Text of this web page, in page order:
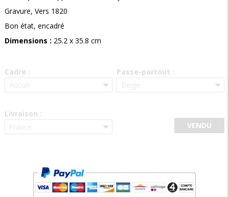
Gravure, Vers 1820
Bon état, encadré
Dimensions : 25.2 x 35.8 cm
Cadre : Passe-partout :
Livraison :
VENDU